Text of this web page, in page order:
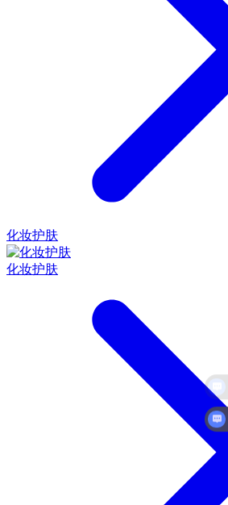
化妆护肤
化妆护肤